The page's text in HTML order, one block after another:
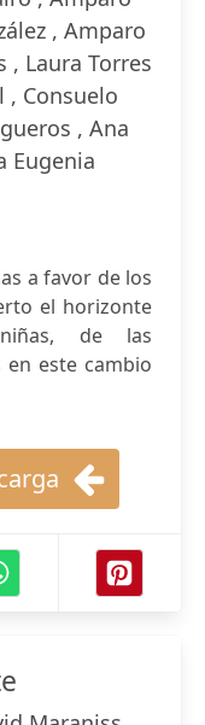
, Amparo
, Laura Torres
, Consuelo
, Ana
Eugenia
a favor de los
el horizonte
de las
este cambio